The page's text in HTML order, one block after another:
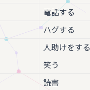
電話する
ハグする
人助けをする
笑う
読書